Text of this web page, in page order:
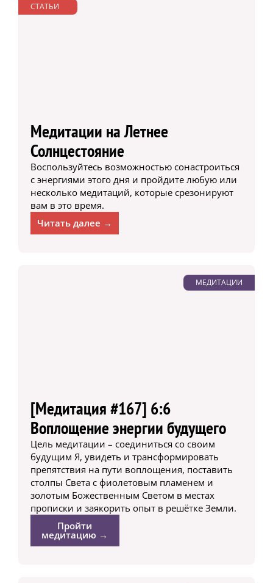
СТАТЬИ
Медитации на Летнее
Солнцестояние
Воспользуйтесь возможностью сонастроиться
с энергиями этого дня и пройдите любую или
несколько медитаций, которые срезонируют
вам в это время.
Читать далее →
МЕДИТАЦИИ
[Медитация #167] 6:6
Воплощение энергии будущего
Цель медитации – соединиться со своим
будущим Я, увидеть и трансформировать
препятствия на пути воплощения, поставить
столпы Света с фиолетовым пламенем и
золотым Божественным Светом в местах
прописки и заякорить опыт в решётке Земли.
Пройти
медитацию →